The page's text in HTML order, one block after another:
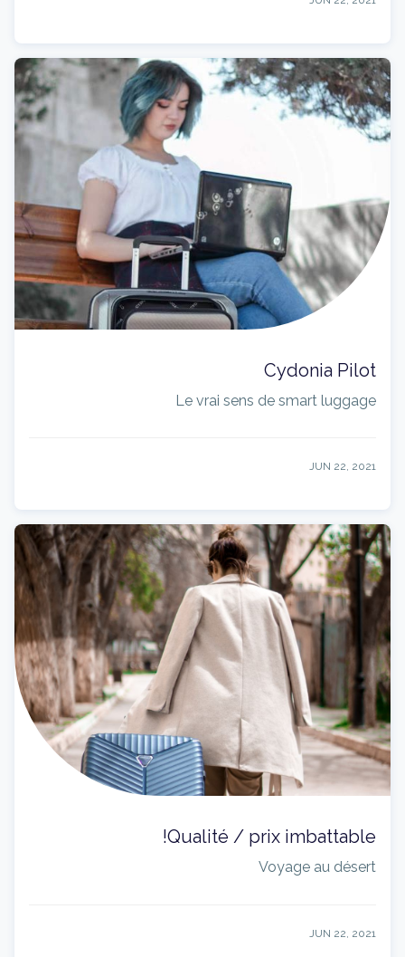
Cydonia Pilot
Le vrai sens de smart luggage
JUN 22, 2021
Qualité / prix imbattable!
Voyage au désert
JUN 22, 2021